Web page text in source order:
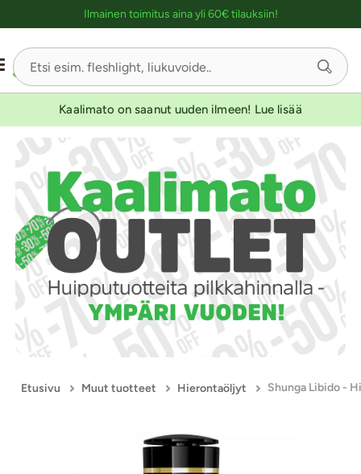
Ilmainen toimitus aina yli 60€ tilauksiin!
Kaalimato on saanut uuden ilmeen! Lue lisää
Etusivu Muut tuotteet Hierontaöljyt